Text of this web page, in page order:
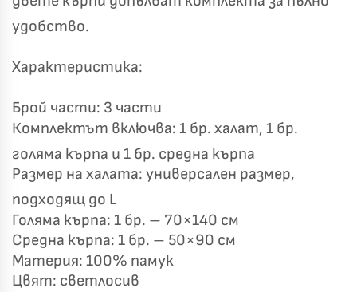
удобство.
Характеристика:
Брой части: 3 части
Комплектът включва: 1 бр. халат, 1 бр.
голяма кърпа и 1 бр. средна кърпа
Размер на халата: универсален размер,
подходящ до L
Голяма кърпа: 1 бр. – 70×140 см
Средна кърпа: 1 бр. – 50×90 см
Материя: 100% памук
Цвят: светлосив
✦
✦
✦
✦
Хавлиени кърпи – Комплект 2 части – 100% памук
0 €